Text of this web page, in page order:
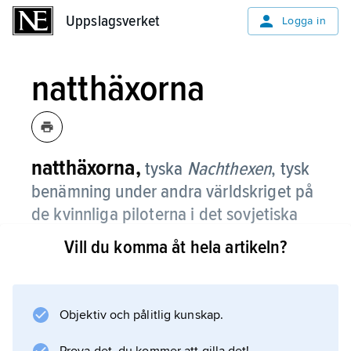
Uppslagsverket Logga in
natthäxorna
natthäxorna, tyska Nachthexen, tysk
benämning under andra världskriget på
de kvinnliga piloterna i det sovjetiska
flygvapnets 588:e
nattbombsregemente, från 1943 känt
kallat ”Taman”.
Från 1942 och fram till krigslutet 1945 anföll
Vill du komma åt hela artikeln?
Objektiv och pålitlig kunskap.